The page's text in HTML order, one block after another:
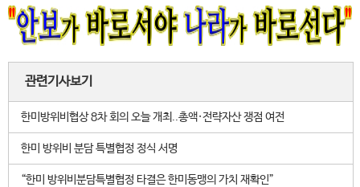
관련기사보기
한미방위비협상 8차 회의 오늘 개최..총액·전략자산 쟁점 여전
한미 방위비 분담 특별협정 정식 서명
“한미 방위비분담특별협정 타결은 한미동맹의 가치 재확인”